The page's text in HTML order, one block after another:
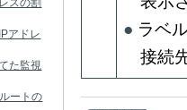
スの割
アドレ
た監視
ートの
ラベ
接続